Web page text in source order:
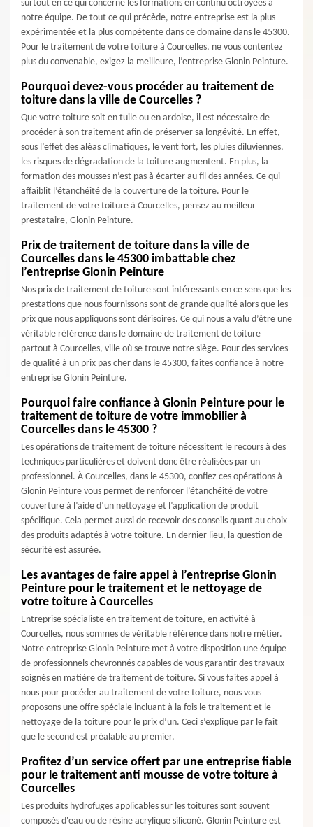
surtout en ce qui concerne les formations en continu octroyées à
notre équipe. De tout ce qui précède, notre entreprise est la plus
expérimentée et la plus compétente dans ce domaine dans le 45300.
Pour le traitement de votre toiture à Courcelles, ne vous contentez
plus du convenable, exigez la meilleure, l’entreprise Glonin Peinture.
Pourquoi devez-vous procéder au traitement de
toiture dans la ville de Courcelles ?
Que votre toiture soit en tuile ou en ardoise, il est nécessaire de
procéder à son traitement afin de préserver sa longévité. En effet,
sous l’effet des aléas climatiques, le vent fort, les pluies diluviennes,
les risques de dégradation de la toiture augmentent. En plus, la
formation des mousses n’est pas à écarter au fil des années. Ce qui
affaiblit l’étanchéité de la couverture de la toiture. Pour le
traitement de votre toiture à Courcelles, pensez au meilleur
prestataire, Glonin Peinture.
Prix de traitement de toiture dans la ville de
Courcelles dans le 45300 imbattable chez
l’entreprise Glonin Peinture
Nos prix de traitement de toiture sont intéressants en ce sens que les
prestations que nous fournissons sont de grande qualité alors que les
prix que nous appliquons sont dérisoires. Ce qui nous a valu d’être une
véritable référence dans le domaine de traitement de toiture
partout à Courcelles, ville où se trouve notre siège. Pour des services
de qualité à un prix pas cher dans le 45300, faites confiance à notre
entreprise Glonin Peinture.
Pourquoi faire confiance à Glonin Peinture pour le
traitement de toiture de votre immobilier à
Courcelles dans le 45300 ?
Les opérations de traitement de toiture nécessitent le recours à des
techniques particulières et doivent donc être réalisées par un
professionnel. À Courcelles, dans le 45300, confiez ces opérations à
Glonin Peinture vous permet de renforcer l’étanchéité de votre
couverture à l’aide d’un nettoyage et l’application de produit
spécifique. Cela permet aussi de recevoir des conseils quant au choix
des produits adaptés à votre toiture. En dernier lieu, la question de
sécurité est assurée.
Les avantages de faire appel à l’entreprise Glonin
Peinture pour le traitement et le nettoyage de
votre toiture à Courcelles
Entreprise spécialiste en traitement de toiture, en activité à
Courcelles, nous sommes de véritable référence dans notre métier.
Notre entreprise Glonin Peinture met à votre disposition une équipe
de professionnels chevronnés capables de vous garantir des travaux
soignés en matière de traitement de toiture. Si vous faites appel à
nous pour procéder au traitement de votre toiture, nous vous
proposons une offre spéciale incluant à la fois le traitement et le
nettoyage de la toiture pour le prix d’un. Ceci s’explique par le fait
que le second est préalable au premier.
Profitez d’un service offert par une entreprise fiable
pour le traitement anti mousse de votre toiture à
Courcelles
Les produits hydrofuges applicables sur les toitures sont souvent
composés d'eau ou de résine acrylique siliconé. Glonin Peinture est